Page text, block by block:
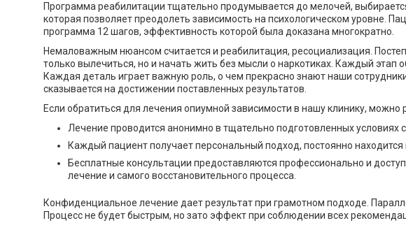
Программа реабилитации тщательно продумывается до мелочей,
которая позволяет преодолеть зависимость на психологическом уровне.
программа 12 шагов, эффективность которой была доказана многократно.
Немаловажным нюансом считается и реабилитация, ресоциализация.
только вылечиться, но и начать жить без мысли о наркотиках. Каждый
Каждая деталь играет важную роль, о чем прекрасно знают наши
сказывается на достижении поставленных результатов.
Если обратиться для лечения опиумной зависимости в нашу клинику,
Лечение проводится анонимно в тщательно подготовленных условиях
Каждый пациент получает персональный подход, постоянно
Бесплатные консультации предоставляются профессионально и
лечение и самого восстановительного процесса.
Конфиденциальное лечение дает результат при грамотном подходе.
Процесс не будет быстрым, но зато эффект при соблюдении всех